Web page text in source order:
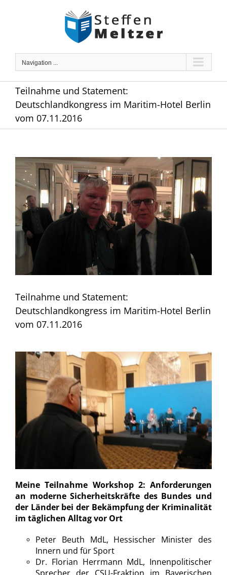
Navigation ...
Teilnahme und Statement:
Deutschlandkongress im Maritim-Hotel Berlin
vom 07.11.2016
Zeige
grösseres
Bild
Teilnahme und Statement:
Deutschlandkongress im Maritim-Hotel Berlin
vom 07.11.2016
Meine Teilnahme Workshop 2: Anforderungen
an moderne Sicherheitskräfte des Bundes und
der Länder bei der Bekämpfung der Kriminalität
im täglichen Alltag vor Ort
Peter Beuth MdL, Hessischer Minister des
Innern und für Sport
Dr. Florian Herrmann MdL, Innenpolitischer